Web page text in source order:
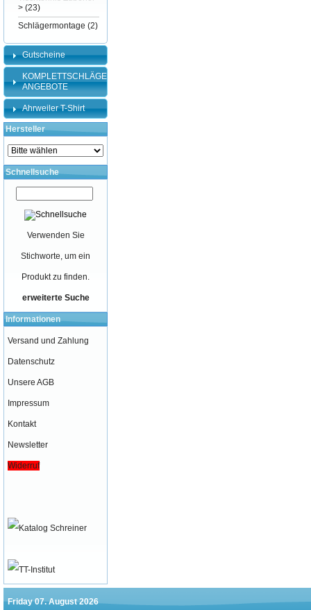
> (23)
Schlägermontage (2)
Gutscheine
KOMPLETTSCHLÄGER-
ANGEBOTE
Ahrweiler T-Shirt
Hersteller
Schnellsuche
Verwenden Sie
Stichworte, um ein
Produkt zu finden.
erweiterte Suche
Informationen
Versand und Zahlung
Datenschutz
Unsere AGB
Impressum
Kontakt
Newsletter
Widerruf
Friday 07. August 2026